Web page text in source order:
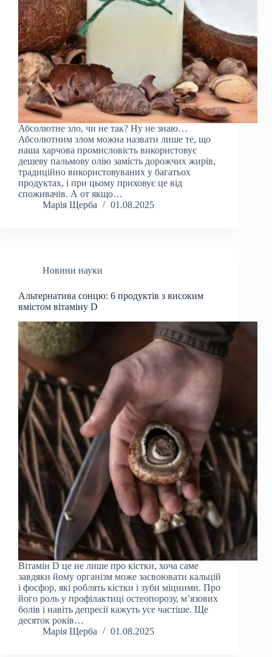
Абсолютне зло, чи не так? Ну не знаю…
Абсолютним злом можна назвати лише те, що
наша харчова промисловість використовує
дешеву пальмову олію замість дорожчих жирів,
традиційно використовуваних у багатьох
продуктах, і при цьому приховує це від
споживачів. А от якщо…
Марія Щерба
01.08.2025
Новини науки
Альтернатива сонцю: 6 продуктів з високим
вмістом вітаміну D
Вітамін D це не лише про кістки, хоча саме
завдяки йому організм може засвоювати кальцій
і фосфор, які роблять кістки і зуби міцними. Про
його роль у профілактиці остеопорозу, м’язових
болів і навіть депресії кажуть усе частіше. Ще
десяток років…
Марія Щерба
01.08.2025